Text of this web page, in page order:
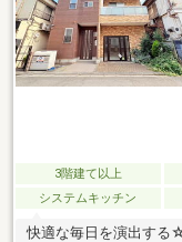
ス・その他
3階建て以上
システムキッチン
快適な毎日を演出